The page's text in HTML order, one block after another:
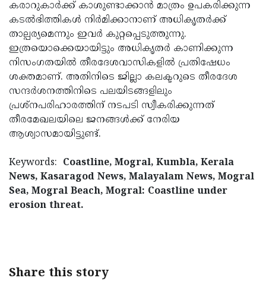
കരാറുകാര്‍ക്ക് കാശുണ്ടാക്കാന്‍ മാത്രം ഉപകരിക്കുന്ന
കടല്‍ഭിത്തികള്‍ നിര്‍മിക്കാനാണ് അധികൃതര്‍ക്ക്
താല്പര്യമെന്നും ഇവര്‍ കുറ്റപ്പെടുത്തുന്നു.
ഇത്രയൊക്കെയായിട്ടും അധികൃതര്‍ കാണിക്കുന്ന
നിസംഗതയില്‍ തീരദേശവാസികളില്‍ പ്രതിഷേധം
ശക്തമാണ്. അതിനിടെ ജില്ലാ കലക്ടറുടെ തീരദേശ
സന്ദര്‍ശനത്തിനിടെ പലയിടങ്ങളിലും
പ്രശ്‌നപരിഹാരത്തിന് നടപടി സ്വീകരിക്കുന്നത്
തീരമേഖലയിലെ ജനങ്ങള്‍ക്ക് നേരിയ
ആശ്വാസമായിട്ടുണ്ട്.
Keywords: Coastline, Mogral, Kumbla, Kerala
News, Kasaragod News, Malayalam News, Mogral
Sea, Mogral Beach, Mogral: Coastline under
erosion threat.
Share this story